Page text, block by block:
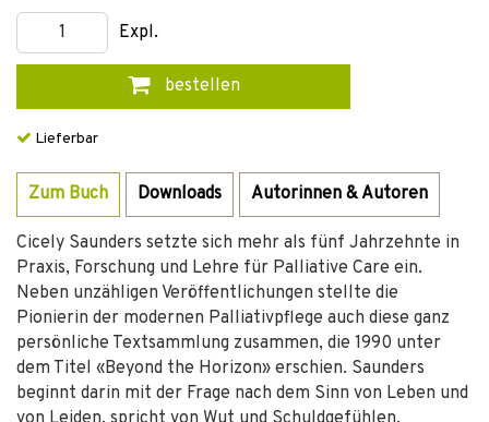
Expl.
bestellen
Lieferbar
Zum Buch Downloads Autorinnen & Autoren
Cicely Saunders setzte sich mehr als fünf Jahrzehnte in
Praxis, Forschung und Lehre für Palliative Care ein.
Neben unzähligen Veröffentlichungen stellte die
Pionierin der modernen Palliativpflege auch diese ganz
persönliche Textsammlung zusammen, die 1990 unter
dem Titel «Beyond the Horizon» erschien. Saunders
beginnt darin mit der Frage nach dem Sinn von Leben und